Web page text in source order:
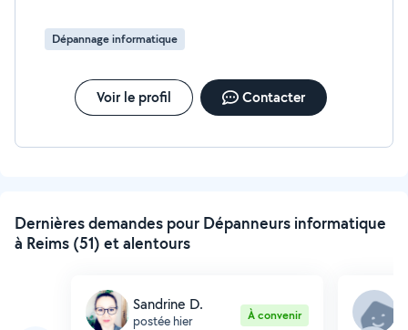
Dépannage informatique
Voir le profil Contacter
Dernières demandes pour Dépanneurs informatique
à Reims (51) et alentours
Sandrine D.
postée hier À convenir